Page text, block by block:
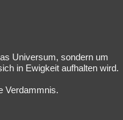
Literatur
Gaming
Universum, sondern um
in Ewigkeit aufhalten wird.
Verdammnis.